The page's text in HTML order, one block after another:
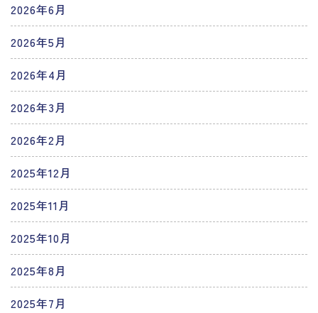
2026年6月
2026年5月
2026年4月
2026年3月
2026年2月
2025年12月
2025年11月
2025年10月
2025年8月
2025年7月